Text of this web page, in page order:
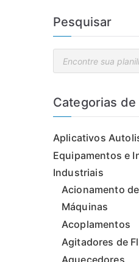
Pesquisar
P
s
r
r
d
t
Categorias
Aplicativos
Equipamentos e
Industriais
Acionamento
Máquinas
Acoplamentos
Agitadores de
Aquecedores